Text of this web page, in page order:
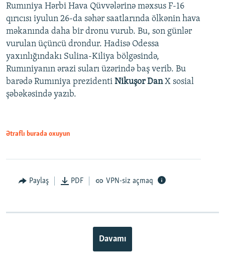
Rumıniya Hərbi Hava Qüvvələrinə məxsus F-16
qırıcısı iyulun 26-da səhər saatlarında ölkənin hava
məkanında daha bir dronu vurub. Bu, son günlər
vurulan üçüncü drondur. Hadisə Odessa
yaxınlığındakı Sulina-Kiliya bölgəsində,
Rumıniyanın ərazi suları üzərində baş verib. Bu
barədə Rumıniya prezidenti Nikuşor DanX sosial
şəbəkəsində yazıb.
Ətraflı burada oxuyun
Paylaş PDF VPN-siz açmaq
Davamı